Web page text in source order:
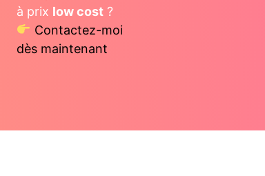
à prix low cost ?
Contactez-moi
dès maintenant